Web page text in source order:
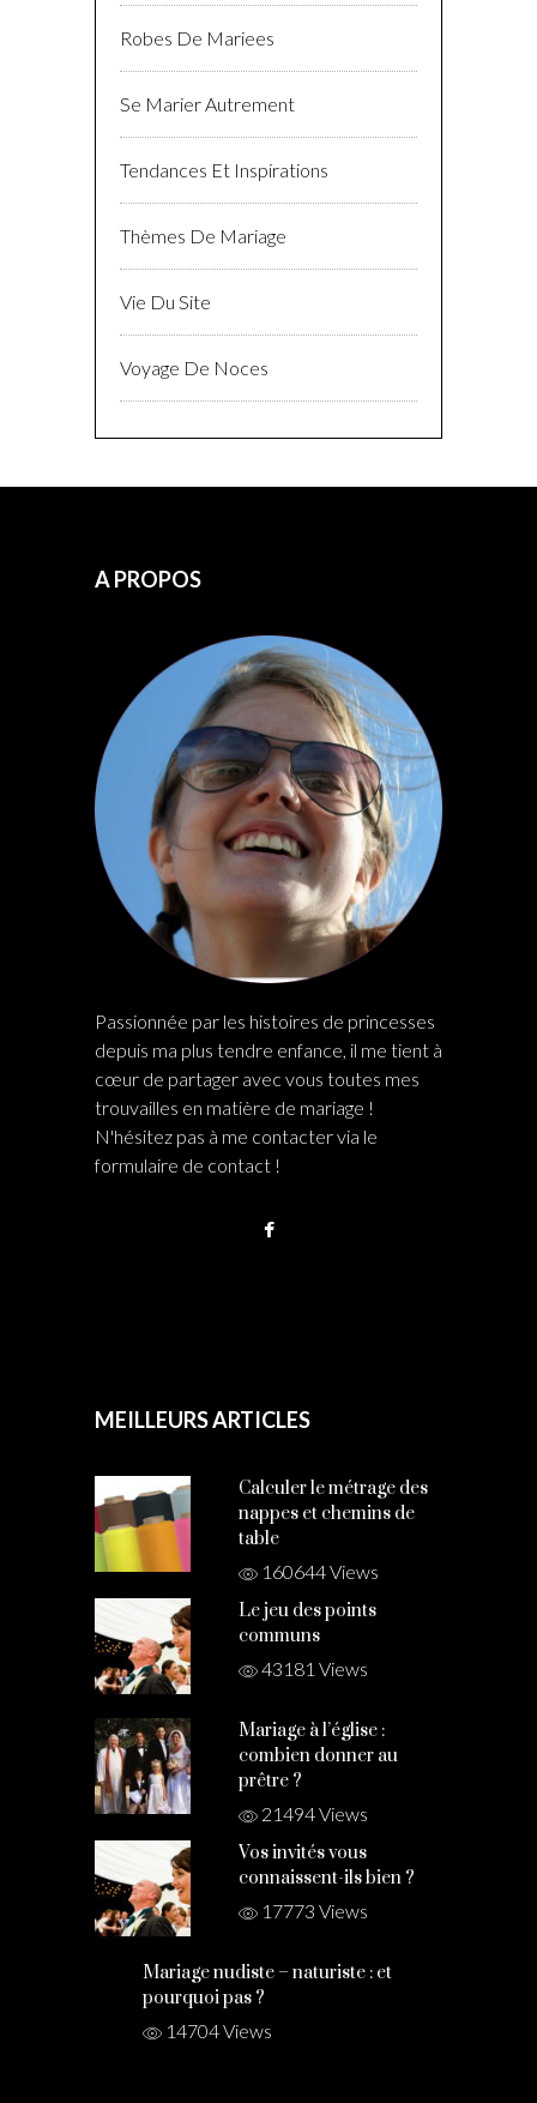
Robes De Mariees
Se Marier Autrement
Tendances Et Inspirations
Thèmes De Mariage
Vie Du Site
Voyage De Noces
A PROPOS
Passionnée par les histoires de princesses
depuis ma plus tendre enfance, il me tient à
cœur de partager avec vous toutes mes
trouvailles en matière de mariage !
N'hésitez pas à me contacter via le
formulaire de contact !
MEILLEURS ARTICLES
Calculer le métrage des
nappes et chemins de
table
160644 Views
Le jeu des points
communs
43181 Views
Mariage à l’église :
combien donner au
prêtre ?
21494 Views
Vos invités vous
connaissent-ils bien ?
17773 Views
Mariage nudiste – naturiste : et
pourquoi pas ?
14704 Views